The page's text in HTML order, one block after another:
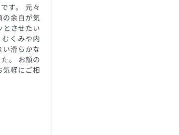
す。 元々
の余白が気
とさせたい
くみや内
滑らかな
。 お顔の
軽にご相